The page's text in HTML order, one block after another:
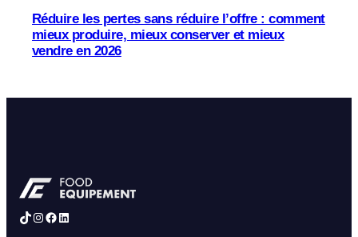
Réduire les pertes sans réduire l’offre : comment
mieux produire, mieux conserver et mieux
vendre en 2026
TikTok Instagram Facebook LinkedIn